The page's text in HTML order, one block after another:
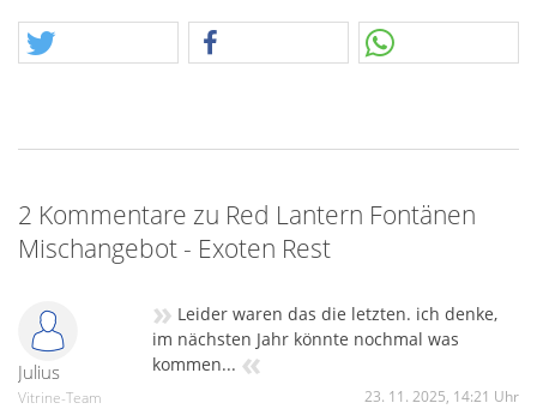
2 Kommentare zu Red Lantern Fontänen
Mischangebot - Exoten Rest
Julius
Vitrine-Team
» Leider waren das die letzten. ich denke,
im nächsten Jahr könnte nochmal was
kommen... «
23. 11. 2025, 14:21 Uhr